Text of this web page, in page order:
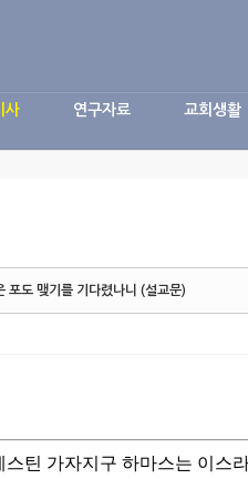
사 연구자료 교회생활
포도 맺기를 기다렸나니 (설교문)
틴 가자지구 하마스는 이스